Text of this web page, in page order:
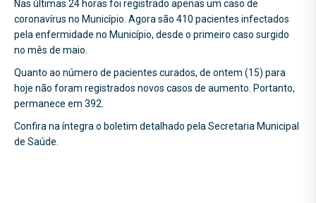
Nas últimas 24 horas foi registrado apenas um caso de
coronavírus no Município. Agora são 410 pacientes infectados
pela enfermidade no Município, desde o primeiro caso surgido
no mês de maio.
Quanto ao número de pacientes curados, de ontem (15) para
hoje não foram registrados novos casos de aumento. Portanto,
permanece em 392.
Confira na íntegra o boletim detalhado pela Secretaria Municipal
de Saúde.